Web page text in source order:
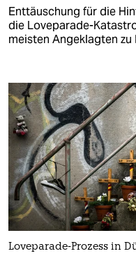
Enttäuschung für die
die Loveparade-
meisten Angeklagten
Loveparade-Prozess in